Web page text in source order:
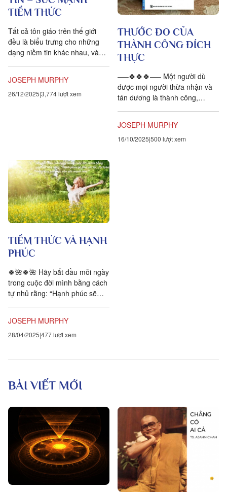
TIỀM THỨC
Tất cả tôn giáo trên thế giới
đều là biểu trưng cho những
dạng niềm tin khác nhau, và
JOSEPH MURPHY
26/12/2025 3,774 lượt xem
THƯỚC ĐO CỦA
THÀNH CÔNG ĐÍCH
THỰC
—–🍀🍀🍀—– Một người dù
được mọi người thừa nhận và
tán dương là thành công,
những...
JOSEPH MURPHY
16/10/2025 500 lượt xem
TIỀM THỨC VÀ HẠNH
PHÚC
🍀🌺🍀🌺 Hãy bắt đầu mỗi ngày
trong cuộc đời mình bằng cách
tự nhủ rằng: “Hạnh phúc sẽ
JOSEPH MURPHY
28/04/2025 477 lượt xem
BÀI VIẾT MỚI